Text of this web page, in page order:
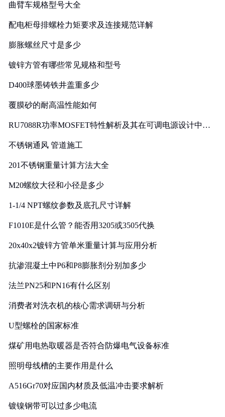
曲臂车规格型号大全
配电柜母排螺栓力矩要求及连接规范详解
膨胀螺丝尺寸是多少
镀锌方管有哪些常见规格和型号
D400球墨铸铁井盖重多少
覆膜砂的耐高温性能如何
RU7088R功率MOSFET特性解析及其在可调电源设计中的
不锈钢通风 管道施工
201不锈钢重量计算方法大全
M20螺纹大径和小径是多少
1-1/4 NPT螺纹参数及底孔尺寸详解
F1010E是什么管？能否用3205或3505代换
20x40x2镀锌方管单米重量计算与应用分析
抗渗混凝土中P6和P8膨胀剂分别加多少
法兰PN25和PN16有什么区别
消费者对洗衣机的核心需求调研与分析
U型螺栓的国家标准
煤矿用电热取暖器是否符合防爆电气设备标准
照明母线槽的主要作用是什么
A516Gr70对应国内材质及低温冲击要求解析
镀镍钢带可以过多少电流